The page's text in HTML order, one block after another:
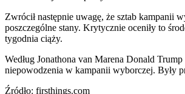
Zwrócił następnie uwagę, że sztab kampanii
poszczególne stany. Krytycznie oceniły to
tygodnia ciąży.
Według Jonathona van Marena Donald
niepowodzenia w kampanii wyborczej. Były
Źródło: firsthings.com